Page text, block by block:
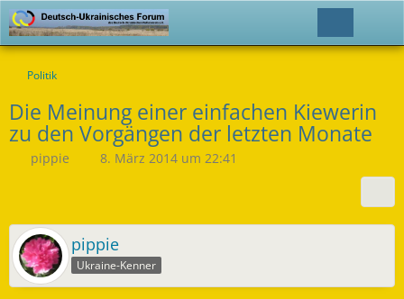
Politik
Die Meinung einer einfachen Kiewerin
zu den Vorgängen der letzten Monate
pippie 8. März 2014 um 22:41
pippie
Ukraine-Kenner